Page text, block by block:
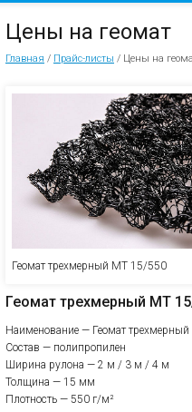
Цены на геомат
Главная / Прайс-листы / Цены на
Геомат трехмерный МТ 15/550
Геомат трехмерный МТ
Наименование — Геомат
Состав — полипропилен
Ширина рулона — 2 м / 3 м / 4 м
Толщина — 15 мм
Плотность — 550 г/м²